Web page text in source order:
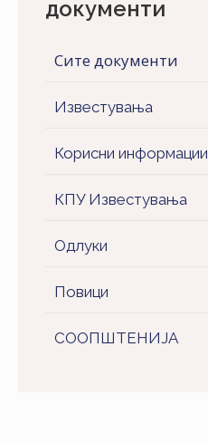
документи
Сите документи
Известувања
Корисни информации
КПУ Известувања
Одлуки
Повици
СООПШТЕНИJA